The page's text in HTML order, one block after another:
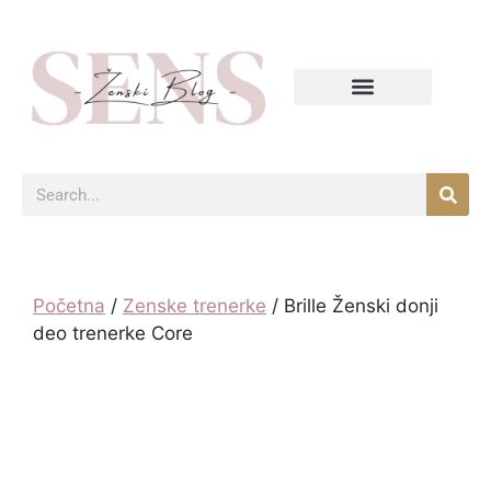
Početna / Zenske trenerke / Brille Ženski donji
deo trenerke Core